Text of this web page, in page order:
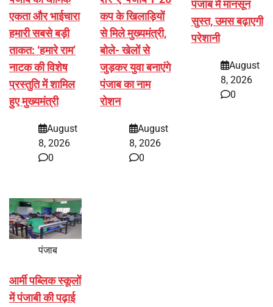
एकता और भाईचारा
हमारी सबसे बड़ी
ताकत: ‘हमारे राम’
नाटक की विशेष
प्रस्तुति में शामिल
हुए मुख्यमंत्री
August
8, 2026
0
कप के खिलाड़ियों
से मिले मुख्यमंत्री,
बोले- खेलों से
जुड़कर युवा बनाएंगे
पंजाब का नाम
रोशन
August
8, 2026
0
पंजाब में मानसून
सुस्त, उमस बढ़ाएगी
परेशानी
August
8, 2026
0
पंजाब
आर्मी पब्लिक स्कूलों
में पंजाबी की पढ़ाई